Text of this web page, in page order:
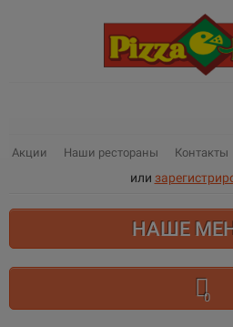
Акции Наши рестораны Контакты
или
НАШЕ
0